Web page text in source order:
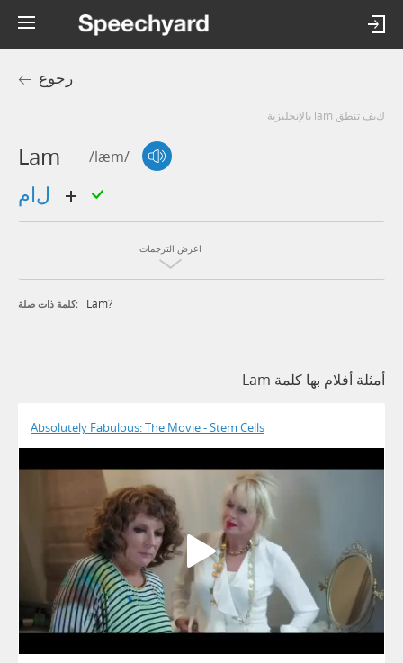
رجوع
كيف تنطق lam بالإنجليزية
Lam /læm/
اعرض الترجمات
كلمة ذات صلة: Lam?
أمثلة أفلام بها كلمة Lam
Absolutely Fabulous: The Movie - Stem Cells